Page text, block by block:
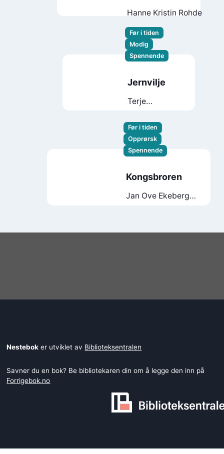
Hanne Kristin Rohde
Før i tiden
Modig
Spennende
Jernvilje
Terje
Før i tiden
Opprørsk
Spennende
Kongsbroren
Jan Ove Ekeberg
Nestebok er utviklet av Biblioteksentralen
Savner du en bok? Be bibliotekaren din om å legge den inn på
Forrigebok.no